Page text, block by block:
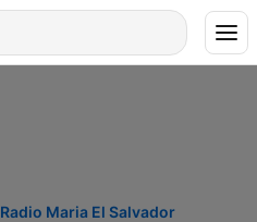
Radio Maria El Salvador